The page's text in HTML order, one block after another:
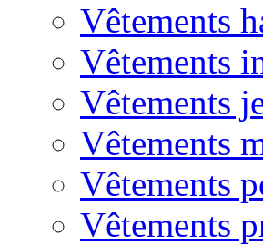
Vêtements
Vêtements
Vêtements
Vêtements
Vêtements
Vêtements